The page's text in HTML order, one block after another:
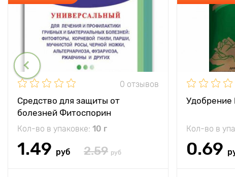
0 отзывов
Средство для защиты от
болезней Фитоспорин
Кол-во в упаковке: 10 г
1.49 руб 2.59 руб
Удобрение
Кол-во в
0.69